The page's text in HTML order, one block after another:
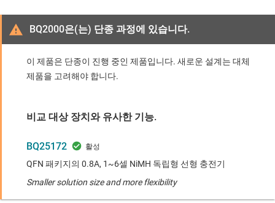
BQ2000은(는) 단종 과정에 있습니다.
이 제품은 단종이 진행 중인 제품입니다. 새로운 설계는 대체
제품을 고려해야 합니다.
비교 대상 장치와 유사한 기능.
BQ25172
QFN 패키지의 0.8A, 1~6셀 NiMH 독립형 선형 충전기
Smaller solution size and more flexibility